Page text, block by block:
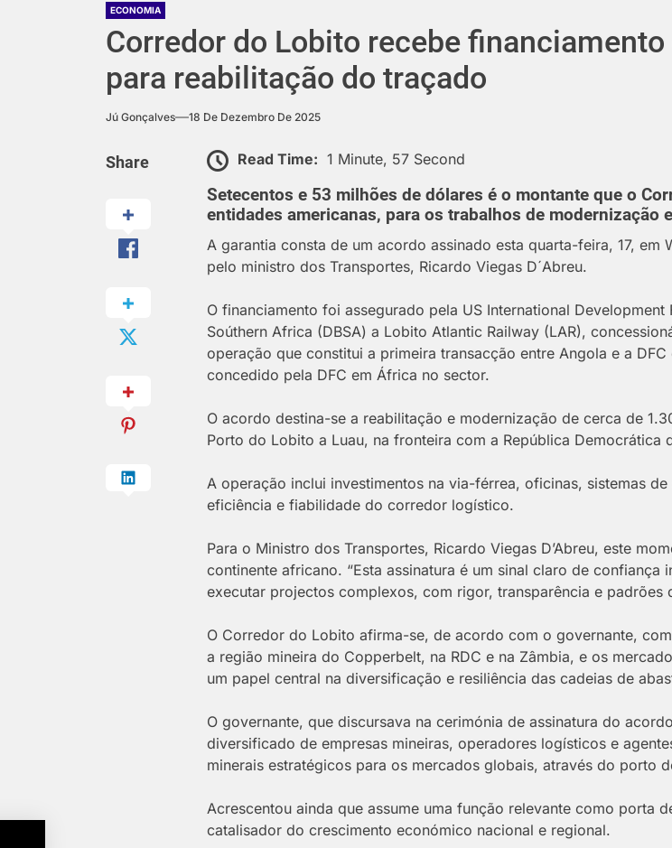
ECONOMIA
Corredor do Lobito recebe
para reabilitação do traçado
Jú Gonçalves 18 De Dezembro De 2025
Share Read Time: 1 Minute, 57 Second
Setecentos e 53 milhões de dólares é o montante que o
entidades americanas, para os trabalhos de modernização
A garantia consta de um acordo assinado esta quarta-feira, 17,
pelo ministro dos Transportes, Ricardo Viegas D´Abreu.
O financiamento foi assegurado pela US International
Soúthern Africa (DBSA) a Lobito Atlantic Railway (LAR),
operação que constitui a primeira transacção entre Angola e a
concedido pela DFC em África no sector.
O acordo destina-se a reabilitação e modernização de cerca de
Porto do Lobito a Luau, na fronteira com a República Democrática
A operação inclui investimentos na via-férrea, oficinas, sistemas
eficiência e fiabilidade do corredor logístico.
Para o Ministro dos Transportes, Ricardo Viegas D’Abreu, este
continente africano. “Esta assinatura é um sinal claro de
executar projectos complexos, com rigor, transparência e padrões
O Corredor do Lobito afirma-se, de acordo com o governante,
a região mineira do Copperbelt, na RDC e na Zâmbia, e os
um papel central na diversificação e resiliência das cadeias de
O governante, que discursava na cerimónia de assinatura do
diversificado de empresas mineiras, operadores logísticos e
minerais estratégicos para os mercados globais, através do porto
Acrescentou ainda que assume uma função relevante como
catalisador do crescimento económico nacional e regional.